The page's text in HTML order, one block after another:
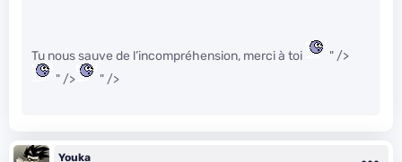
Tu nous sauve de l’incompréhension, merci à toi
" />
" />
" />
Youka